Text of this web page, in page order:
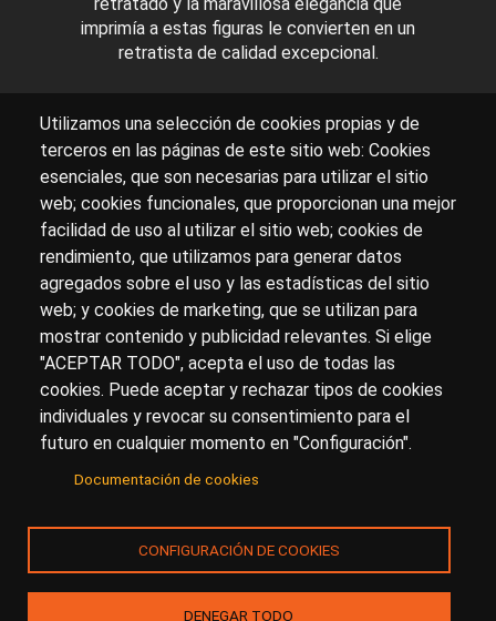
imprimía a estas figuras le convierten en un
retratista de calidad excepcional.
Sobre artehistoria.com
Para ponerte en contacto con nosotros, escríbenos en
el formulario decontacto
Accesibilidad
Aviso Legal Privacidad
Utilizamos una selección de cookies propias y de
terceros en las páginas de este sitio web: Cookies
esenciales, que son necesarias para utilizar el sitio
web; cookies funcionales, que proporcionan una mejor
facilidad de uso al utilizar el sitio web; cookies de
rendimiento, que utilizamos para generar datos
agregados sobre el uso y las estadísticas del sitio
web; y cookies de marketing, que se utilizan para
mostrar contenido y publicidad relevantes. Si elige
"ACEPTAR TODO", acepta el uso de todas las
cookies. Puede aceptar y rechazar tipos de cookies
individuales y revocar su consentimiento para el
futuro en cualquier momento en "Configuración".
Documentación de cookies
CONFIGURACIÓN DE COOKIES
DENEGAR TODO
© Copyright 2017.arteHistoria&Toools, S.Lo sus
licenciantes son los propietarios de todos los derechos
de propiedad intelectual e industrial de:
(a) este sitio web publicado bajo el dominio
(b) todo el material publicado en artehistoria.com
(incluyendo, sin limitación, textos, imágenes, fotografías,
dibujos, música, marcas o logotipos, estructura y diseño
de la composición de cada una de las páginas